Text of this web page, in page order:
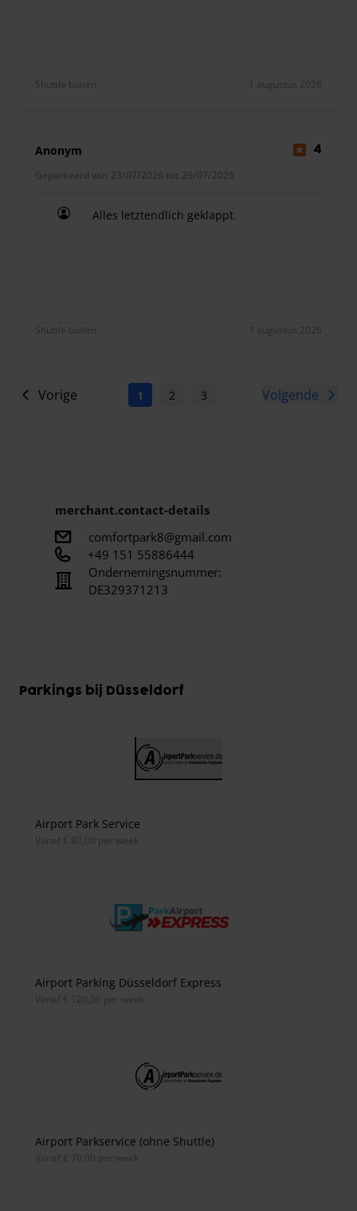
Shuttle buiten 1 augustus 2026
Anonym 4
Geparkeerd van 23/07/2026 tot 29/07/2026
Alles letztendlich geklappt.
Shuttle buiten 1 augustus 2026
Vorige 1 2 3 5 6 7
Volgende
merchant.contact-details
comfortpark8@gmail.com
+49 151 55886444
Ondernemingsnummer:
DE329371213
Parkings bij Düsseldorf
Airport Park Service
vanaf € 80,00 per week
Airport Parking Düsseldorf Express
vanaf € 120,00 per week
Airport Parkservice (ohne Shuttle)
vanaf € 70,00 per week